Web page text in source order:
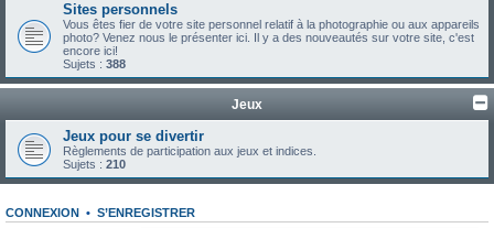
Sites personnels
Vous êtes fier de votre site personnel relatif à la photographie ou aux appareils
photo? Venez nous le présenter ici. Il y a des nouveautés sur votre site, c'est
encore ici!
Sujets : 388
Jeux
Jeux pour se divertir
Règlements de participation aux jeux et indices.
Sujets : 210
CONNEXION • S’ENREGISTRER